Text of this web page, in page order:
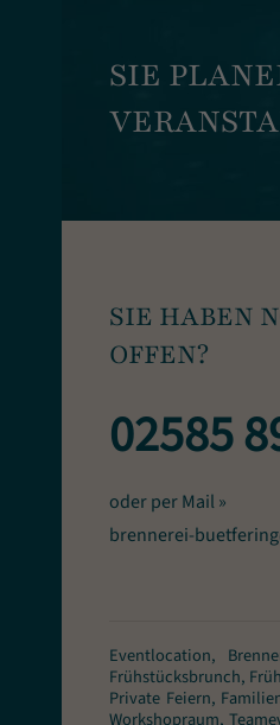
SIE
SIE HABEN
OFFEN?
02585
oder per Mail »
brennerei-
Eventlocation,
Frühstücksbrunch,
Private Feiern,
Workshopraum,